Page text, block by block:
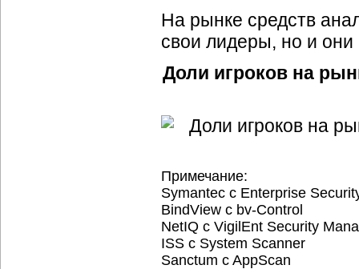
На рынке средств
свои лидеры, но и
Доли игроков на
Примечание:
Symantec с Enterprise
BindView с bv-Control
NetIQ с VigilEnt Security
ISS с System Scanner
Sanctum c AppScan